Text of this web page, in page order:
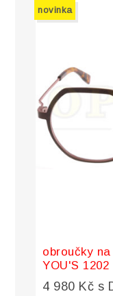
novinka
obroučky
YOU'S 1202
4 980 Kč s